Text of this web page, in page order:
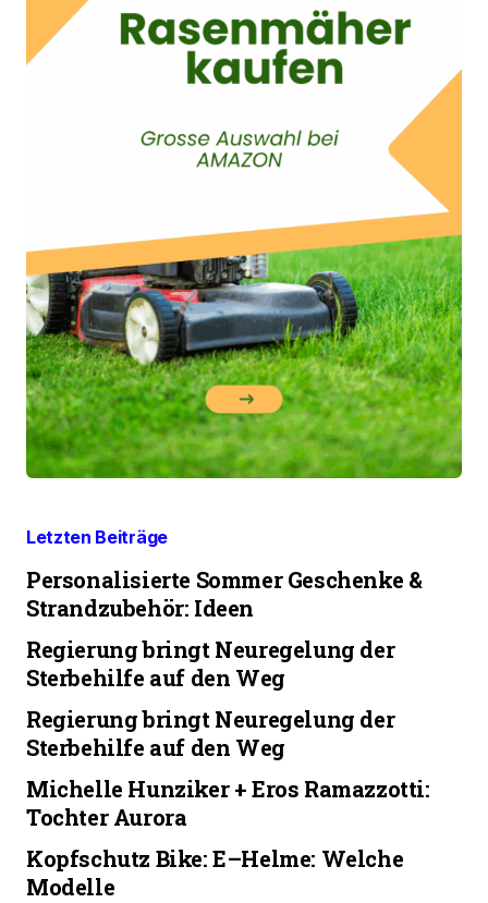
Letzten Beiträge
Personalisierte Sommer Geschenke &
Strandzubehör: Ideen
Regierung bringt Neuregelung der
Sterbehilfe auf den Weg
Regierung bringt Neuregelung der
Sterbehilfe auf den Weg
Michelle Hunziker + Eros Ramazzotti:
Tochter Aurora
Kopfschutz Bike: E–Helme: Welche
Modelle